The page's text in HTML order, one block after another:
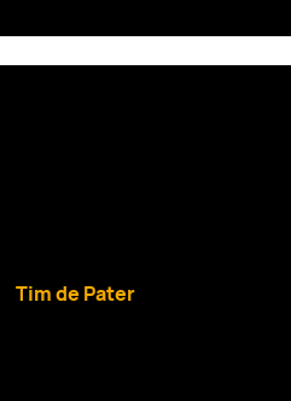
Tim de Pater